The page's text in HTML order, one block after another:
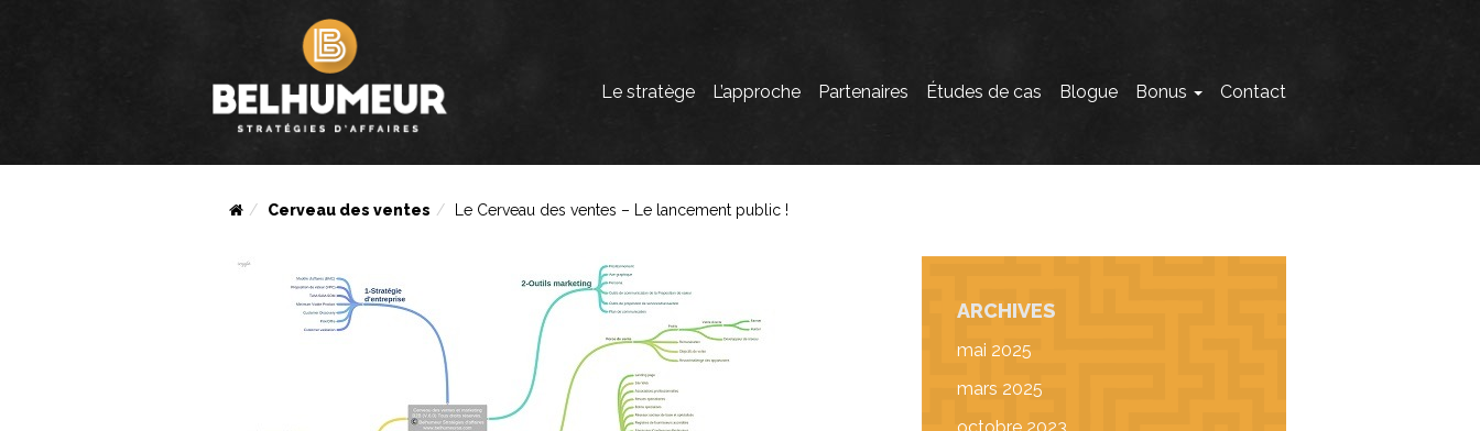
Le stratège L’approche Partenaires Études de cas Blogue Bonus Contact
Cerveau des ventes Le Cerveau des ventes – Le lancement public !
ARCHIVES
mai 2025
mars 2025